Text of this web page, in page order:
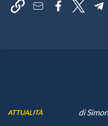
ATTUALITÀ di